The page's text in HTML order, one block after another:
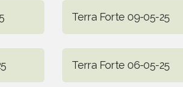
Terra Forte 09-05-25
Terra Forte 06-05-25